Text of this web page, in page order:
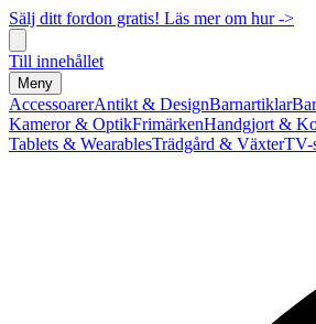
Sälj ditt fordon gratis! Läs mer om hur ->
Till innehållet
Meny
AccessoarerAntikt & DesignBarnartiklar
Kameror & OptikFrimärkenHandgjort &
Tablets & WearablesTrädgård & VäxterTV-